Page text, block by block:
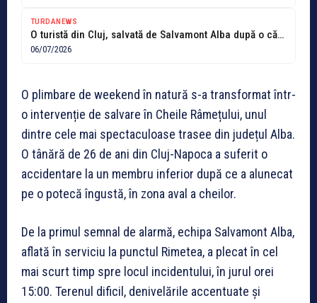
TURDANEWS
O turistă din Cluj, salvată de Salvamont Alba după o cădere pe...
06/07/2026
O plimbare de weekend în natură s-a transformat într-
o intervenție de salvare în Cheile Râmețului, unul
dintre cele mai spectaculoase trasee din județul Alba.
O tânără de 26 de ani din Cluj-Napoca a suferit o
accidentare la un membru inferior după ce a alunecat
pe o potecă îngustă, în zona aval a cheilor.
De la primul semnal de alarmă, echipa Salvamont Alba,
aflată în serviciu la punctul Rimetea, a plecat în cel
mai scurt timp spre locul incidentului, în jurul orei
15:00. Terenul dificil, denivelările accentuate și